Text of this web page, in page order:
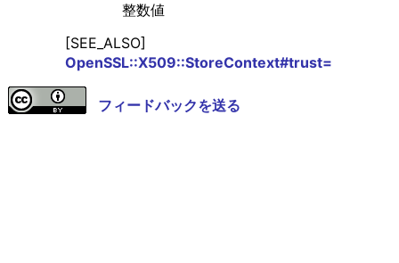
整数値
[SEE_ALSO]
OpenSSL::X509::StoreContext#trust=
フィードバックを送る